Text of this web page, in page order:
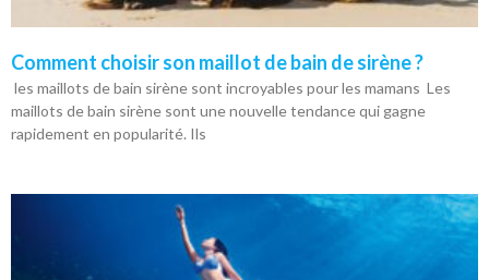
Comment choisir son maillot de bain de sirène ?
les maillots de bain sirène sont incroyables pour les mamans Les
maillots de bain sirène sont une nouvelle tendance qui gagne
rapidement en popularité. Ils